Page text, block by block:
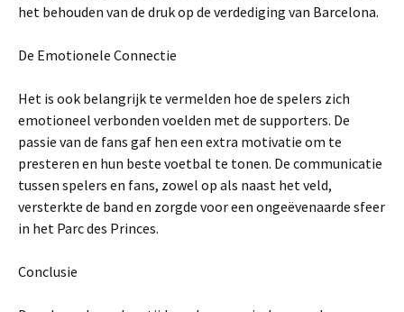
het behouden van de druk op de verdediging van Barcelona.
De Emotionele Connectie
Het is ook belangrijk te vermelden hoe de spelers zich
emotioneel verbonden voelden met de supporters. De
passie van de fans gaf hen een extra motivatie om te
presteren en hun beste voetbal te tonen. De communicatie
tussen spelers en fans, zowel op als naast het veld,
versterkte de band en zorgde voor een ongeëvenaarde sfeer
in het Parc des Princes.
Conclusie